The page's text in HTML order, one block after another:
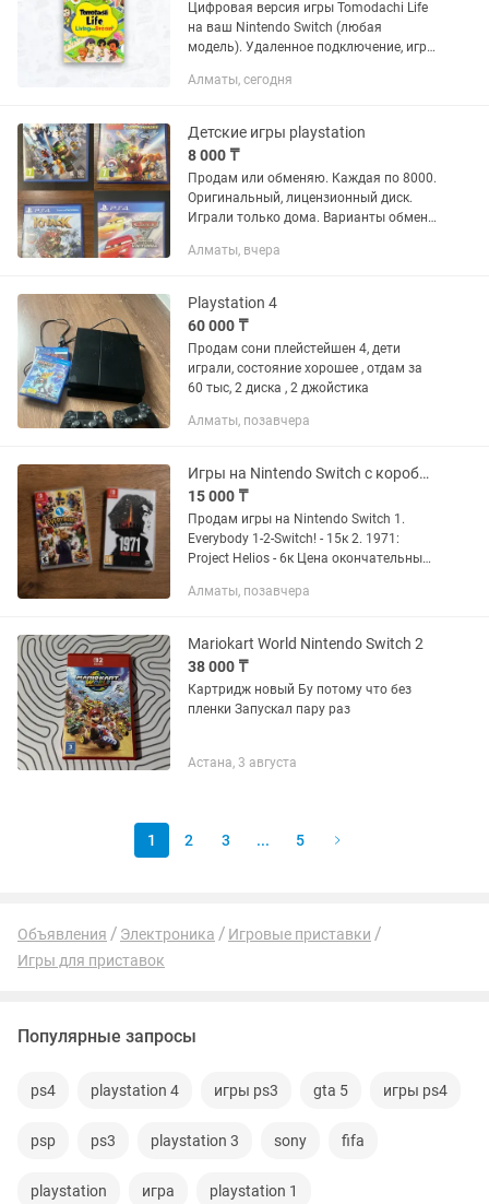
Цифровая версия игры Tomodachi Life
на ваш Nintendo Switch (любая
модель). Удаленное подключение, игра
безопасно для вашей консоли. Есть
Алматы, сегодня
Детские игры playstation
8 000 ₸
Продам или обменяю. Каждая по 8000.
Оригинальный, лицензионный диск.
Играли только дома. Варианты обмена
Район Алматы 1. Также могу
Алматы, вчера
Playstation 4
60 000 ₸
Продам сони плейстейшен 4, дети
играли, состояние хорошее , отдам за
60 тыс, 2 диска , 2 джойстика
Алматы, позавчера
Игры на Nintendo Switch с коробками
15 000 ₸
Продам игры на Nintendo Switch 1.
Everybody 1-2-Switch! - 15к 2. 1971:
Project Helios - 6к Цена окончательные!
Алматы, позавчера
Mariokart World Nintendo Switch 2
38 000 ₸
Картридж новый Бу потому что без
пленки Запускал пару раз
Астана, 3 августа
1 2 3 ... 5
Объявления Электроника
Игровые приставки
Игры для приставок
Популярные запросы
ps4 playstation 4 игры ps3 gta 5 игры ps4
psp ps3 playstation 3 sony fifa
playstation игра playstation 1